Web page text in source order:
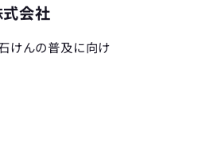
会社
けんの普及に向け